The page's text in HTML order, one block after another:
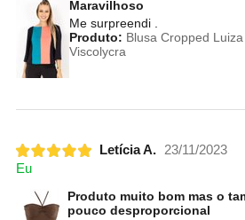
Maravilhoso
Me surpreendi .
Produto: Blusa Cropped
Viscolycra
Letícia A.
23/11/2023
Eu
Produto muito bom mas o
pouco desproporcional